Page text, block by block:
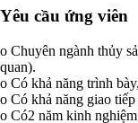
Yêu cầu ứng viên
o Chuyên ngành thủy
quan).
o Có khả năng trình
o Có khả năng giao
o Có2 năm kinh